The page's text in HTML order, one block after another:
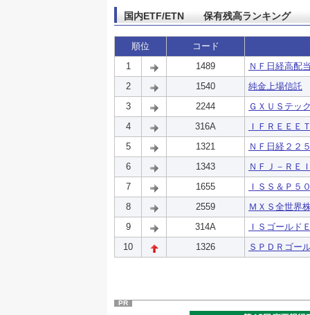
国内ETF/ETN 保有残高ランキング
順位
コード
1
1489
ＮＦ日経高配
2
1540
純金上場信託
3
2244
ＧＸＵＳテッ
4
316A
ＩＦＲＥＥＥ
5
1321
ＮＦ日経２２
6
1343
ＮＦＪ－ＲＥ
7
1655
ＩＳＳ＆Ｐ５
8
2559
ＭＸＳ全世界
9
314A
ＩＳゴールド
10
1326 ＳＰＤＲゴー
PR